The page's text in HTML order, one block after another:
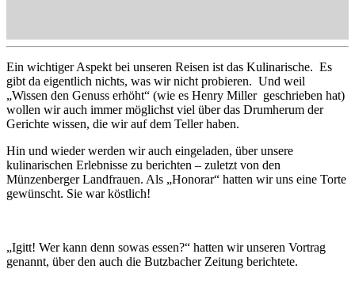
Ein wichtiger Aspekt bei unseren Reisen ist das Kulinarische. Es
gibt da eigentlich nichts, was wir nicht probieren. Und weil
„Wissen den Genuss erhöht“ (wie es Henry Miller geschrieben hat)
wollen wir auch immer möglichst viel über das Drumherum der
Gerichte wissen, die wir auf dem Teller haben.
Hin und wieder werden wir auch eingeladen, über unsere
kulinarischen Erlebnisse zu berichten – zuletzt von den
Münzenberger Landfrauen. Als „Honorar“ hatten wir uns eine Torte
gewünscht. Sie war köstlich!
„Igitt! Wer kann denn sowas essen?“ hatten wir unseren Vortrag
genannt, über den auch die Butzbacher Zeitung berichtete.